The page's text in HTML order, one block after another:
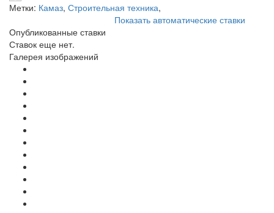
Метки: Камаз, Строительная техника,
Показать автоматические ставки
Опубликованные ставки
Ставок еще нет.
Галерея изображений